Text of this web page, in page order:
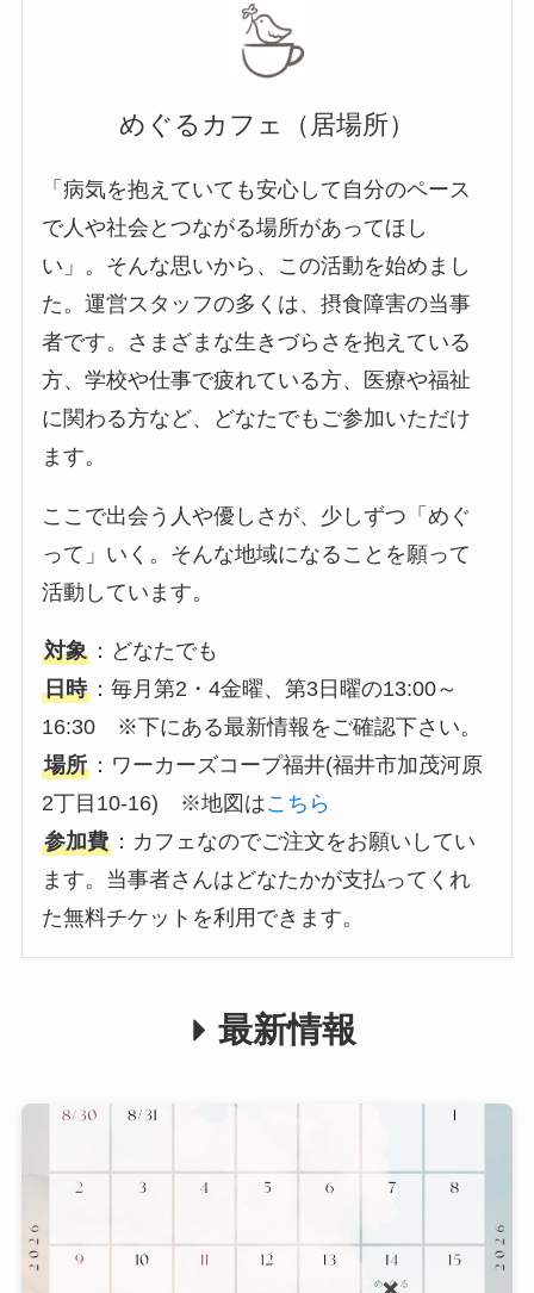
めぐるカフェ（居場所）
「病気を抱えていても安心して自分のペース
で人や社会とつながる場所があってほし
い」。そんな思いから、この活動を始めまし
た。運営スタッフの多くは、摂食障害の当事
者です。さまざまな生きづらさを抱えている
方、学校や仕事で疲れている方、医療や福祉
に関わる方など、どなたでもご参加いただけ
ます。
ここで出会う人や優しさが、少しずつ「めぐ
って」いく。そんな地域になることを願って
活動しています。
対象 ：どなたでも
日時 ：毎月第2・4金曜、第3日曜の13:00～
16:30 ※下にある最新情報をご確認下さい。
場所 ：ワーカーズコープ福井(福井市加茂河原
2丁目10-16) ※地図はこちら
参加費 ：カフェなのでご注文をお願いしてい
ます。当事者さんはどなたかが支払ってくれ
た無料チケットを利用できます。
最新情報